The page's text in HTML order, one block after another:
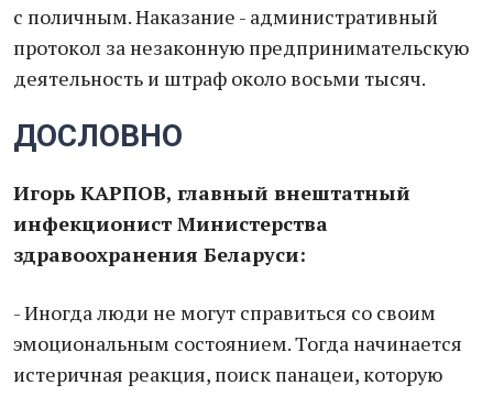
с поличным. Наказание - административный
протокол за незаконную предпринимательскую
деятельность и штраф около восьми тысяч.
ДОСЛОВНО
Игорь КАРПОВ, главный внештатный
инфекционист Министерства
здравоохранения Беларуси:
- Иногда люди не могут справиться со своим
эмоциональным состоянием. Тогда начинается
истеричная реакция, поиск панацеи, которую